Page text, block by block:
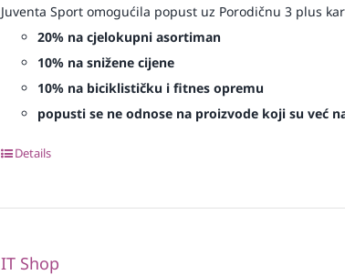
Juventa Sport omogućila popust uz Porodičnu 3 plus
20% na cjelokupni asortiman
10% na snižene cijene
10% na biciklističku i fitnes opremu
popusti se ne odnose na proizvode koji su već
Details
IT Shop